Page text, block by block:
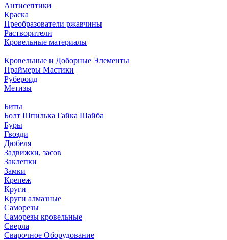
Антисептики
Краска
Преобразователи ржавчины
Растворители
Кровельные материалы
Кровельные и Доборные Элементы
Праймеры Мастики
Рубероид
Метизы
Биты
Болт Шпилька Гайка Шайба
Буры
Гвозди
Дюбеля
Задвижки, засов
Заклепки
Замки
Крепеж
Круги
Круги алмазные
Саморезы
Саморезы кровельные
Сверла
Сварочное Оборудование